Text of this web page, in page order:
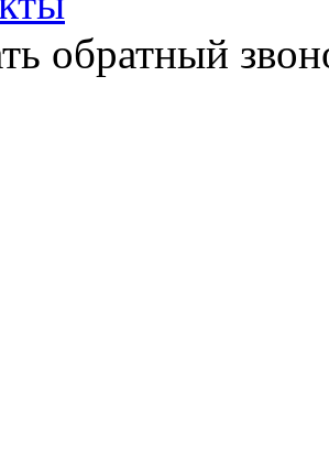
обратный